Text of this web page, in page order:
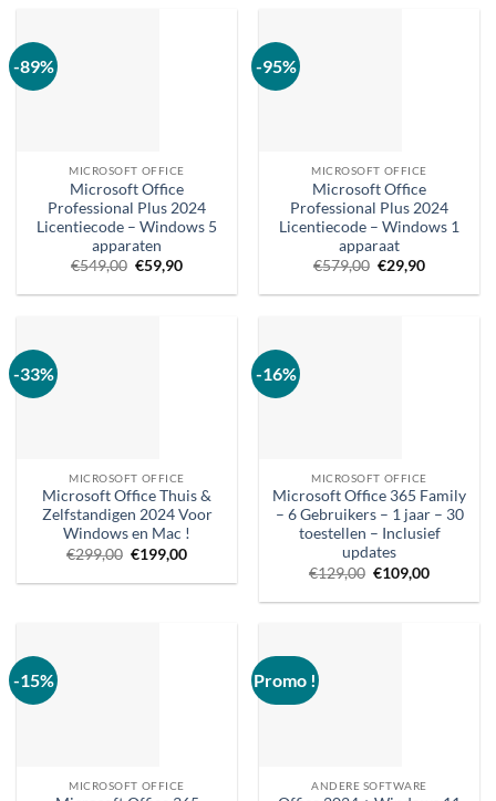
-89%
MICROSOFT OFFICE
Microsoft Office
Professional Plus 2024
Licentiecode – Windows 5
apparaten
€549,00 Oorspronkelijke
prijs
was:
€59,90Huidige
is:
-95%
MICROSOFT OFFICE
Microsoft Office
Professional Plus 2024
Licentiecode – Windows 1
apparaat
€579,00 Oorspronkelijke
prijs
was:
€29,90Huidige
is:
-33%
MICROSOFT OFFICE
Microsoft Office Thuis &
Zelfstandigen 2024 Voor
Windows en Mac !
€299,00 Oorspronkelijke
was:
€199,00Huidige
is:
-16%
MICROSOFT OFFICE
Microsoft Office 365 Family
– 6 Gebruikers – 1 jaar – 30
toestellen – Inclusief
updates
€129,00 Oorspronkelijke
was:
€109,00Huidige
is:
-15%
MICROSOFT OFFICE
Promo !
ANDERE SOFTWARE